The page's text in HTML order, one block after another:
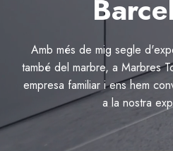
Amb més de mig segle
també del marbre, a Marbres
empresa familiar i ens hem
a la nostra